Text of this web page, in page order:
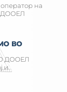
на
ДООЕЛ
ВО
ДООЕЛ
и